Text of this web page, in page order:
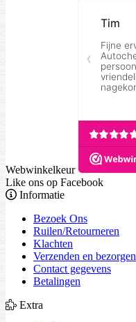
Webwinkelkeur
Like ons op Facebook
Informatie
Bezoek Ons
Ruilen/Retourneren
Klachten
Verzenden en bezorgen
Contact gegevens
Betalingen
Extra